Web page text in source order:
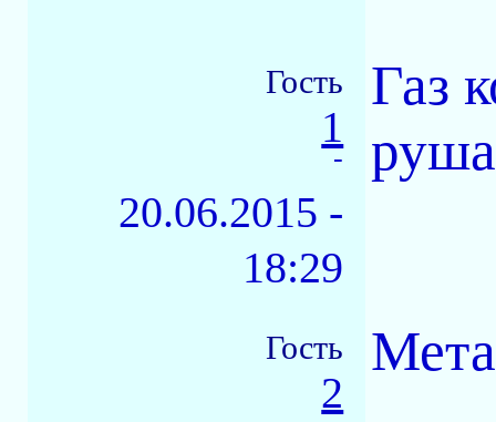
Гость
1
-
20.06.2015 -
18:29
Газ
Гость
2